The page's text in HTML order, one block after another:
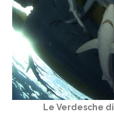
Le Verdesche